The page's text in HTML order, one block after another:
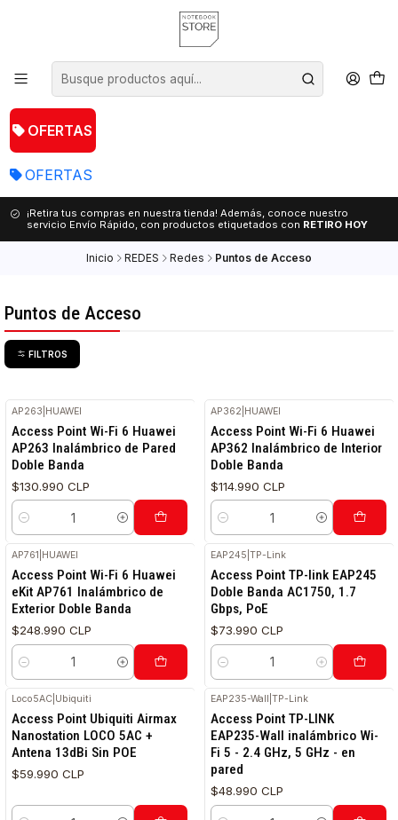
OFERTAS
OFERTAS
¡Retira tus compras en nuestra tienda! Además, conoce nuestro
servicio Envío Rápido, con productos etiquetados con RETIRO HOY
Inicio REDES Redes Puntos de Acceso
Puntos de Acceso
FILTROS
AP263 HUAWEI
Access Point Wi-Fi 6 Huawei
AP263 Inalámbrico de Pared
Doble Banda
$130.990 CLP
Cantidad
AP362 HUAWEI
Access Point Wi-Fi 6 Huawei
AP362 Inalámbrico de Interior
Doble Banda
$114.990 CLP
Cantidad
AP761 HUAWEI
Access Point Wi-Fi 6 Huawei
eKit AP761 Inalámbrico de
Exterior Doble Banda
$248.990 CLP
Cantidad
EAP245 |TP-Link
Access Point TP-link EAP245
Doble Banda AC1750, 1.7
Gbps, PoE
$73.990 CLP
Cantidad
Loco5AC Ubiquiti
Access Point Ubiquiti Airmax
Nanostation LOCO 5AC +
Antena 13dBi Sin POE
$59.990 CLP
EAP235-Wall |TP-Link
Access Point TP-LINK
EAP235-Wall inalámbrico Wi-
Fi 5 - 2.4 GHz, 5 GHz - en
pared
$48.990 CLP